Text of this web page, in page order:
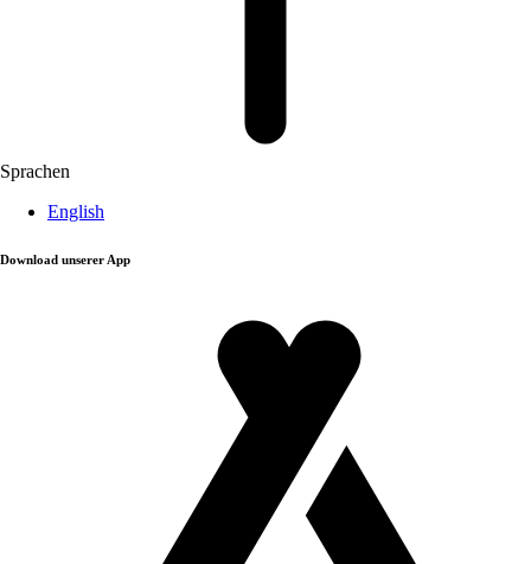
Sprachen
English
Download unserer App